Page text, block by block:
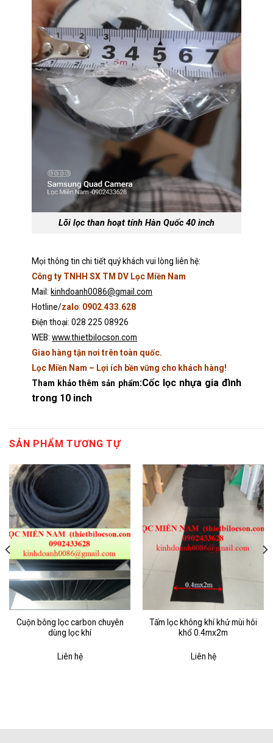
Lõi lọc than hoạt tính Hàn Quốc 40 inch
Mọi thông tin chi tiết quý khách vui lòng liên hệ:
Công ty TNHH SX TM DV Lọc Miền Nam
Mail: kinhdoanh0086@gmail.com
Hotline/zalo: 0902.433.628
Điện thoại: 028 225 08926
WEB:www.thietbilocson.com
Giao hàng tận nơi trên toàn quốc.
Lọc Miền Nam – Lợi ích bền vững cho khách hàng!
Tham khảo thêm sản phẩm:Cốc lọc nhựa gia đình
trong 10 inch
SẢN PHẨM TƯƠNG TỰ
Cuộn bông lọc carbon chuyên
dùng lọc khí
Liên hệ
Tấm lọc không khí khử mùi hôi
khổ 0.4mx2m
Liên hệ